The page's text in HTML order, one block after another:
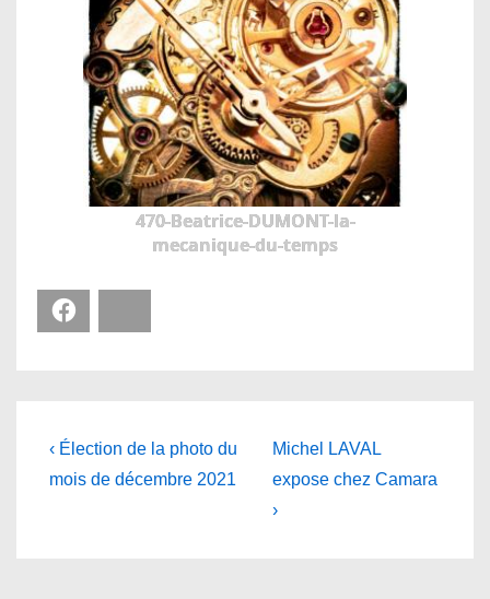
470-Beatrice-DUMONT-la-
mecanique-du-temps
Navigation
de
Previous
Post
‹ Élection de la photo du
mois de décembre 2021
Next
Post
is
Michel LAVAL
expose chez Camara
›